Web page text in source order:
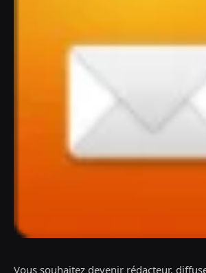
Vous souhaitez devenir rédacteur,